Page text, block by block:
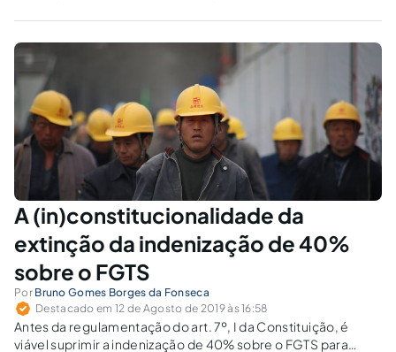
funcionário demitido sem justa causa, no valor
de 10%, quando o empregador se enquadrar
como microempresa ou empresa
A (in)constitucionalidade da
extinção da indenização de 40%
sobre o FGTS
Por Bruno Gomes Borges da Fonseca
Destacado em 12 de Agosto de 2019 às 16:58
Antes da regulamentação do art. 7º, I da Constituição, é
viável suprimir a indenização de 40% sobre o FGTS para